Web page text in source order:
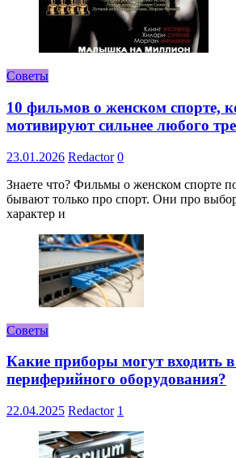
Советы
10 фильмов о женском спорте,
мотивируют сильнее любого
23.01.2026 Redactor 0
Знаете что? Фильмы о женском спорте
бывают только про спорт. Они про
характер и
Советы
Какие приборы могут входить в
периферийного оборудования?
22.04.2025 Redactor 1